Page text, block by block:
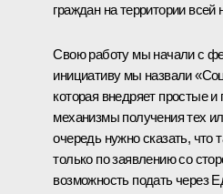
граждан на территории
Свою работу мы начали с
инициативу мы назвали
которая внедряет простые
механизмы получения тех
очередь нужно сказать, что
только по заявлению со
возможность подать через